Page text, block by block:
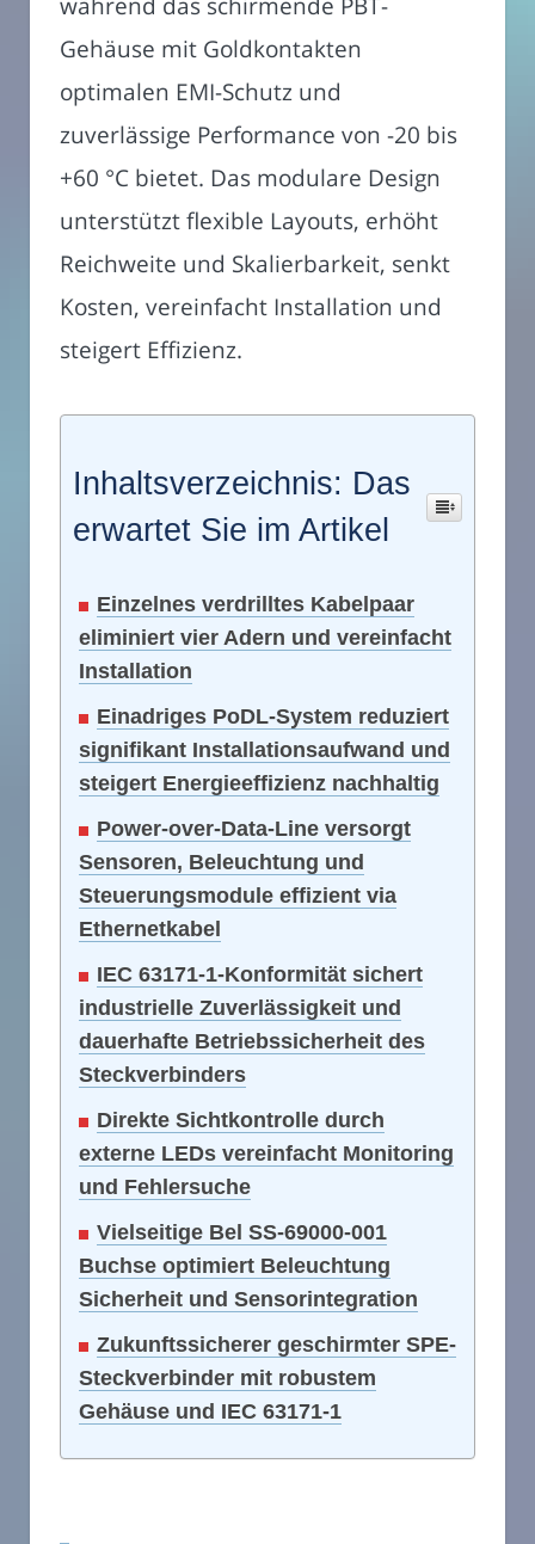
Gehäuse mit Goldkontakten
optimalen EMI-Schutz und
zuverlässige Performance von -20 bis
+60 °C bietet. Das modulare Design
unterstützt flexible Layouts, erhöht
Reichweite und Skalierbarkeit, senkt
Kosten, vereinfacht Installation und
steigert Effizienz.
Inhaltsverzeichnis: Das
erwartet Sie im Artikel
Einzelnes verdrilltes Kabelpaar
eliminiert vier Adern und vereinfacht
Installation
Einadriges PoDL-System reduziert
signifikant Installationsaufwand und
steigert Energieeffizienz nachhaltig
Power-over-Data-Line versorgt
Sensoren, Beleuchtung und
Steuerungsmodule effizient via
Ethernetkabel
IEC 63171-1-Konformität sichert
industrielle Zuverlässigkeit und
dauerhafte Betriebssicherheit des
Steckverbinders
Direkte Sichtkontrolle durch
externe LEDs vereinfacht Monitoring
und Fehlersuche
Vielseitige Bel SS-69000-001
Buchse optimiert Beleuchtung
Sicherheit und Sensorintegration
Zukunftssicherer geschirmter SPE-
Steckverbinder mit robustem
Gehäuse und IEC 63171-1